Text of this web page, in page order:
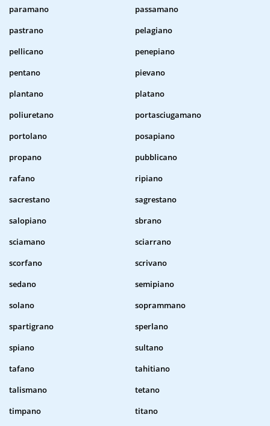
paramano
passamano
pastrano
pelagiano
pellicano
penepiano
pentano
pievano
plantano
platano
poliuretano
portasciugamano
portolano
posapiano
propano
pubblicano
rafano
ripiano
sacrestano
sagrestano
salopiano
sbrano
sciamano
sciarrano
scorfano
scrivano
sedano
semipiano
solano
soprammano
spartigrano
sperlano
spiano
sultano
tafano
tahitiano
talismano
tetano
timpano
titano